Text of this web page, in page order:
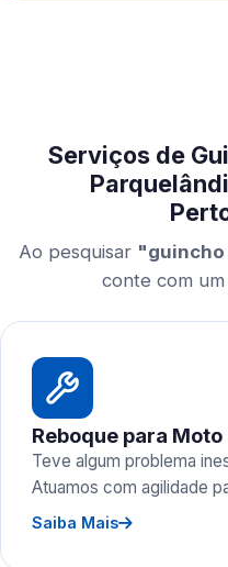
Serviços de
Ao pesquisar "guincho
conte com
Reboque para Moto
Teve algum problema
Atuamos com agilidade
Saiba Mais